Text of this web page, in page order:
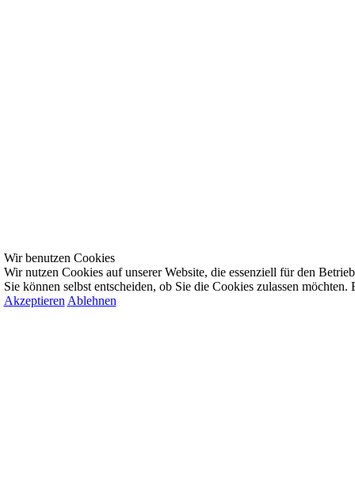
Wir benutzen Cookies
Wir nutzen Cookies auf unserer Website, die essenziell für den
Sie können selbst entscheiden, ob Sie die Cookies zulassen
Akzeptieren Ablehnen